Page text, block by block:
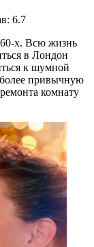
6.7
х. Всю жизнь
в Лондон
к шумной
привычную
комнату